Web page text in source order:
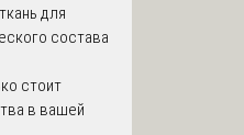
для
состава
стоит
в вашей